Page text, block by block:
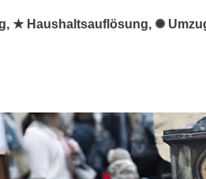
★ Haushaltsauflösung, ✺